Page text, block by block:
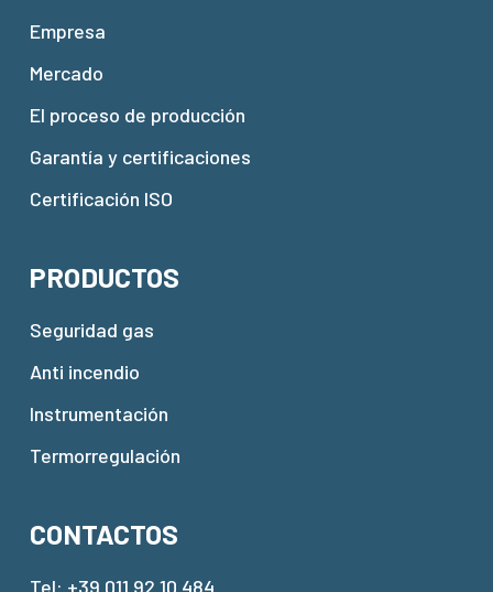
Empresa
Mercado
El proceso de producción
Garantía y certificaciones
Certificación ISO
PRODUCTOS
Seguridad gas
Anti incendio
Instrumentación
Termorregulación
CONTACTOS
Tel: +39 011 92 10 484